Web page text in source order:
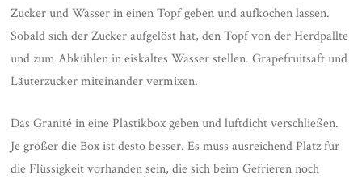
Zucker und Wasser in einen Topf geben und aufkochen lassen.
Sobald sich der Zucker aufgelöst hat, den Topf von der Herdpallte
und zum Abkühlen in eiskaltes Wasser stellen. Grapefruitsaft und
Läuterzucker miteinander vermixen.
Das Granité in eine Plastikbox geben und luftdicht verschließen.
Je größer die Box ist desto besser. Es muss ausreichend Platz für
die Flüssigkeit vorhanden sein, die sich beim Gefrieren noch